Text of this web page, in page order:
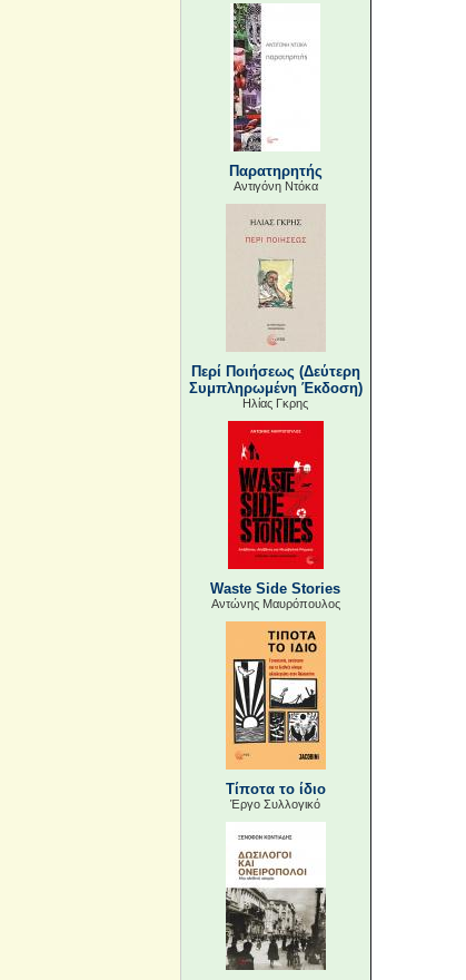
Παρατηρητής
Αντιγόνη Ντόκα
Περί Ποιήσεως (Δεύτερη
Συμπληρωμένη Έκδοση)
Ηλίας Γκρης
Waste Side Stories
Αντώνης Μαυρόπουλος
Τίποτα το ίδιο
Έργο Συλλογικό